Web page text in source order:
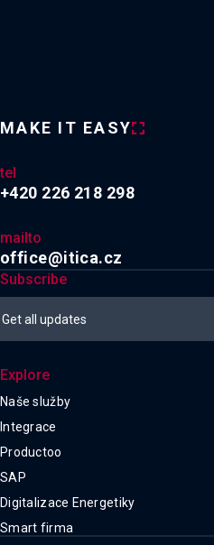
MAKE IT EASY
tel
+420 226 218 298
mailto
office@itica.cz
Subscribe
Explore
Naše služby
Integrace
Productoo
SAP
Digitalizace Energetiky
Smart firma